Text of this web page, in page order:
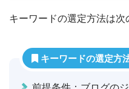
キーワードの選定方法は次
キーワードの選定方